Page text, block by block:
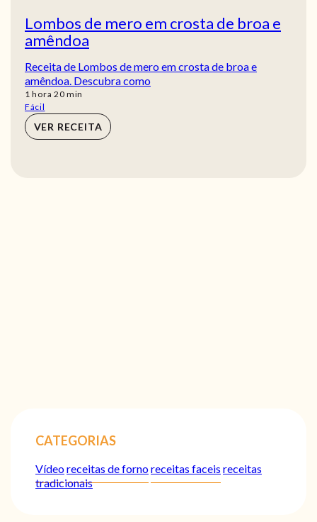
Lombos de mero em crosta de broa e
amêndoa
Receita de Lombos de mero em crosta de broa e
amêndoa. Descubra como
1 hora
hora 20min
min
Fácil
VER RECEITA
CATEGORIAS
Vídeoreceitas de fornoreceitas faceis receitas
tradicionais